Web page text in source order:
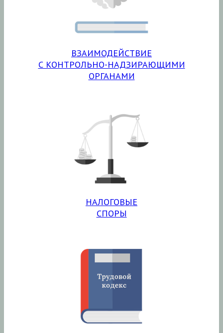
ВЗАИМОДЕЙСТВИЕ
С КОНТРОЛЬНО-НАДЗИРАЮЩИМИ
ОРГАНАМИ
НАЛОГОВЫЕ
СПОРЫ